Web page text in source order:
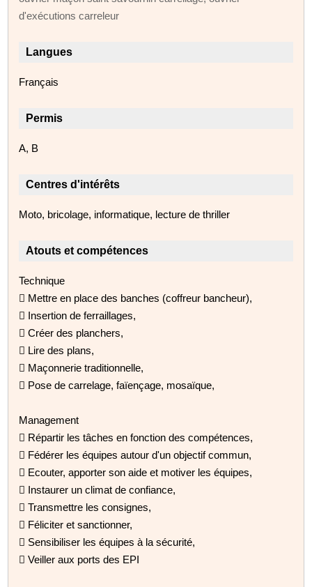
d'exécutions carreleur
Langues
Français
Permis
A, B
Centres d'intérêts
Moto, bricolage, informatique, lecture de thriller
Atouts et compétences
Technique
 Mettre en place des banches (coffreur bancheur),
 Insertion de ferraillages,
 Créer des planchers,
 Lire des plans,
 Maçonnerie traditionnelle,
 Pose de carrelage, faïençage, mosaïque,
Management
 Répartir les tâches en fonction des compétences,
 Fédérer les équipes autour d'un objectif commun,
 Ecouter, apporter son aide et motiver les équipes,
 Instaurer un climat de confiance,
 Transmettre les consignes,
 Féliciter et sanctionner,
 Sensibiliser les équipes à la sécurité,
 Veiller aux ports des EPI